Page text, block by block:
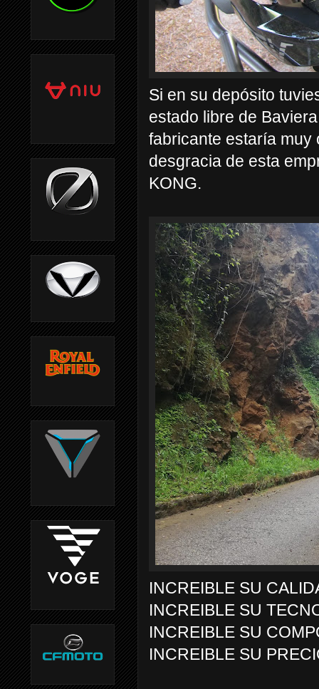
Si en su depósito
estado libre de
fabricante estaría muy
desgracia de esta
KONG.
INCREIBLE SU
INCREIBLE SU
INCREIBLE SU
INCREIBLE SU